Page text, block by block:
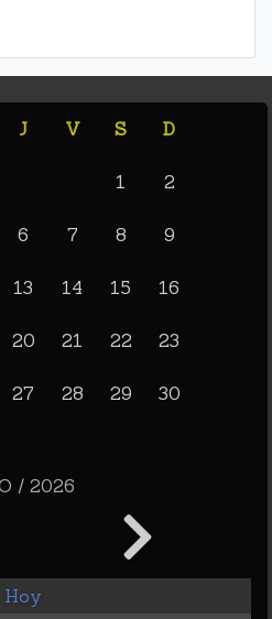
J V S D
1 2
6 7 8 9
13 14 15 16
20 21 22 23
27 28 29 30
/ 2026
Hoy